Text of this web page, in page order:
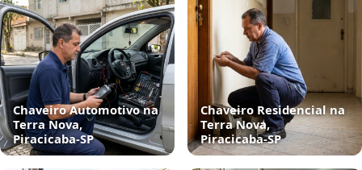
Chaveiro Automotivo na
Terra Nova,
Piracicaba‑SP
Chaveiro Residencial na
Terra Nova,
Piracicaba‑SP